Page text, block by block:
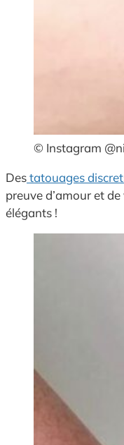
© Instagram
Destatouages
preuve d’amour et
élégants !